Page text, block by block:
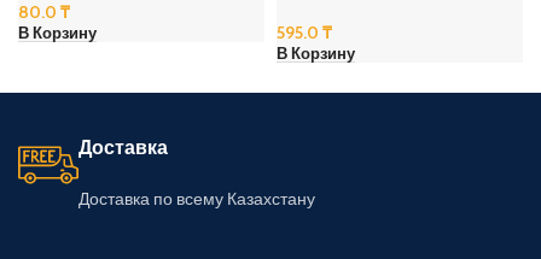
80.0 ₸
В Корзину 595.0 ₸
В Корзину
Доставка
Доставка по всему Казахстану